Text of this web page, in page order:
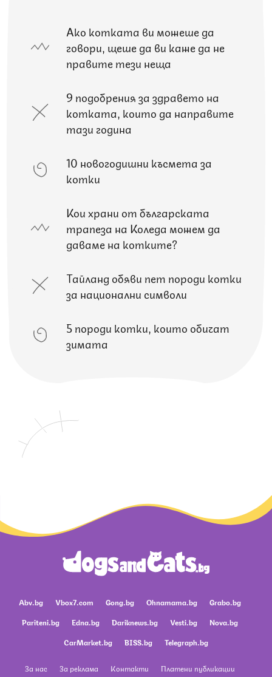
Ако котката ви можеше да
говори, щеше да ви каже да не
правите тези неща
9 подобрения за здравето на
котката, които да направите
тази година
10 новогодишни късмета за
котки
Кои храни от българската
трапеза на Коледа можем да
даваме на котките?
Тайланд обяви пет породи котки
за национални символи
5 породи котки, които обичат
зимата
Abv.bg Vbox7.com Gong.bg Ohnamama.bg
Grabo.bg
Pariteni.bg
Edna.bg Dariknews.bg Vesti.bg
Nova.bg
CarMarket.bg
BISS.bg Telegraph.bg
За нас За реклама Контакти Платени публикации